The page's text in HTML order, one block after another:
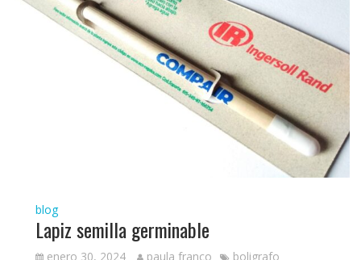
blog
Lapiz semilla germinable
enero 30, 2024 paula franco
boligrafo